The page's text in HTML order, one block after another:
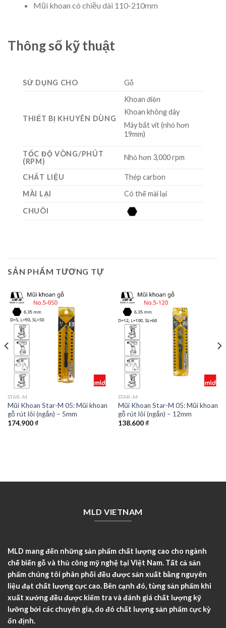
Mũi khoan có chiều dài 110-210mm
Thông số kỹ thuật
SỬ DỤNG CHO Gỗ
THIẾT BỊ KHUYÊN DÙNG
Khoan điện
Khoan không dây
Máy bắt vít (nhỏ hơn
19mm)
TỐC ĐỘ VÒNG/PHÚT
(RPM)
Nhỏ hơn 3,000 rpm
CHẤT LIỆU
Thép carbon
MÀI LẠI
Có thể mài lại
CHUÔI
SẢN PHẨM TƯƠNG TỰ
STAR-M
Mũi Khoan Star-M 05: Mũi khoan
gỗ rút lõi (ngắn) – 5mm
174.900₫
STAR-M
Mũi Khoan Star-M 05: Mũi khoan
gỗ rút lõi (ngắn) – 12mm
138.600₫
MLD VIETNAM
MLD mang đến những sản phẩm chất lượng cao cho ngành
chế biến gỗ và thủ công mỹ nghệ tại Việt Nam. Tất cả sản
phẩm chúng tôi phân phối đều được sản xuất bằng nguyên
liệu đạt chất lượng cực cao. Bên cạnh đó, từng sản phẩm khi
xuất xưởng đều được kiểm tra và đánh giá chất lượng kỹ
lưỡng bởi các chuyên gia, do đó chất lượng sản phẩm cực kỳ
ổn định.